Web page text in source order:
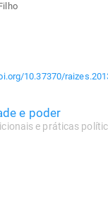
10.37370/
e poder
e práticas